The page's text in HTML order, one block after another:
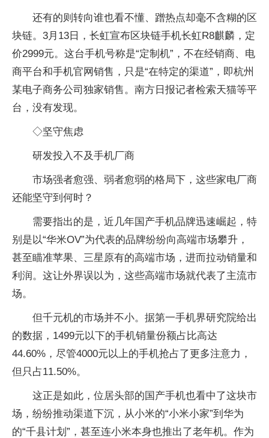
还有的则转向谁也看不懂、蹭热点却毫不含糊的区
块链。3月13日，长虹宣布区块链手机长虹R8麒麟，定
价2999元。这台手机号称是“定制机”，不在经销商、电
商平台和手机官网销售，只是“在特定的渠道”，即杭州
某电子商务公司独家销售。南方日报记者检索天猫等平
台，没有发现。
◇坚守焦虑
研发投入不及手机厂商
市场强者愈强、弱者愈弱的格局下，这些家电厂商
还能坚守到何时？
需要指出的是，近几年国产手机品牌迅速崛起，特
别是以“华米OV”为代表的品牌纷纷向高端市场攀升，
甚至瞄准苹果、三星原有的高端市场，进而拉动销量和
利润。这让外界误以为，这些高端市场就代表了主流市
场。
但千元机的市场并不小。据第一手机界研究院给出
的数据，1499元以下的手机销量份额占比高达
44.60%，尽管4000元以上的手机抢占了更多注意力，
但只占11.50%。
这正是如此，位居头部的国产手机也看中了这块市
场，纷纷推动渠道下沉，从小米的“小米小家”到华为
的“千县计划”，甚至连小米本身也推出了老年机。作为